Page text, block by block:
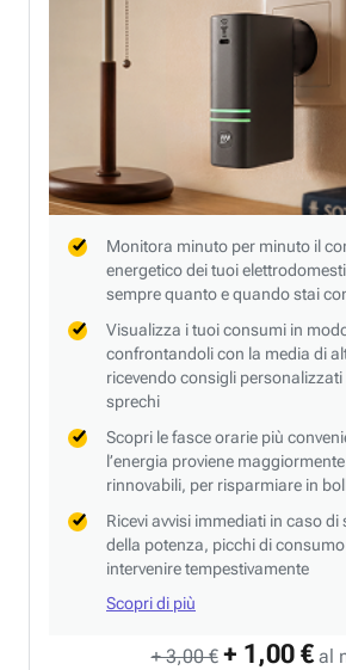
+ 3,00 € + 1,00 € al
Monitora minuto per minuto il
energetico dei tuoi
sempre quanto e quando stai
Visualizza i tuoi consumi in
confrontandoli con la media di
ricevendo consigli
sprechi
Scopri le fasce orarie più
l’energia proviene
rinnovabili, per risparmiare in
Ricevi avvisi immediati in caso
della potenza, picchi di
intervenire tempestivamente
Scopri di più